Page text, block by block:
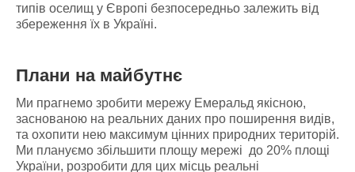
типів оселищ у Європі безпосередньо залежить від
збереження їх в Україні.
Плани на майбутнє
Ми прагнемо зробити мережу Емеральд якісною,
заснованою на реальних даних про поширення видів,
та охопити нею максимум цінних природних територій.
Ми плануємо збільшити площу мережі до 20% площі
України, розробити для цих місць реальні